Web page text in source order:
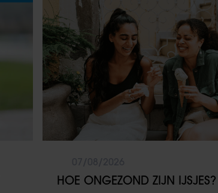
HOE ONGEZOND ZIJN IJSJES?